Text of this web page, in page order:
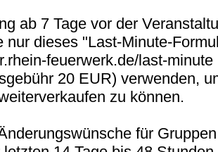
ab 7 Tage vor der
nur dieses "Last-Minute-
feuerwerk.de/last-minute
20 EUR) verwenden,
zu können.
für